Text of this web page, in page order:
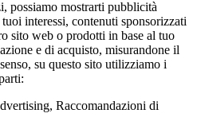
possiamo mostrarti pubblicità
interessi, contenuti sponsorizzati
sito web o prodotti in base al tuo
e di acquisto, misurandone il
su questo sito utilizziamo i
Raccomandazioni di